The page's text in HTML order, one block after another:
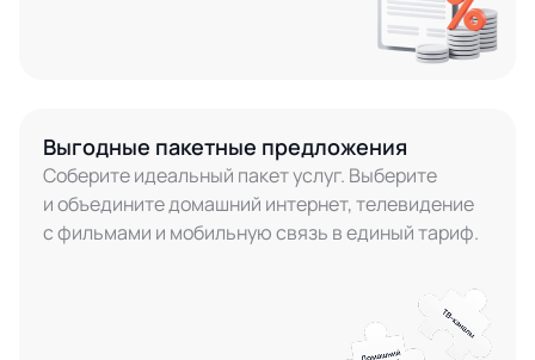
Выгодные пакетные предложения
Соберите идеальный пакет услуг. Выберите
и объедините домашний интернет, телевидение
с фильмами и мобильную связь в единый тариф.